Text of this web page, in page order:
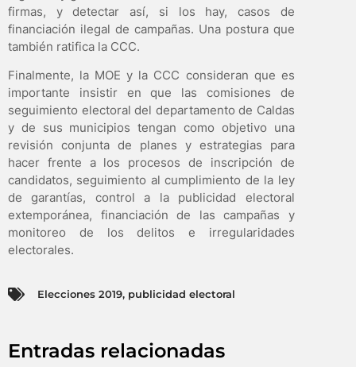
firmas, y detectar así, si los hay, casos de
financiación ilegal de campañas. Una postura que
también ratifica la CCC.
Finalmente, la MOE y la CCC consideran que es
importante insistir en que las comisiones de
seguimiento electoral del departamento de Caldas
y de sus municipios tengan como objetivo una
revisión conjunta de planes y estrategias para
hacer frente a los procesos de inscripción de
candidatos, seguimiento al cumplimiento de la ley
de garantías, control a la publicidad electoral
extemporánea, financiación de las campañas y
monitoreo de los delitos e irregularidades
electorales.
Elecciones 2019, publicidad electoral
Entradas relacionadas